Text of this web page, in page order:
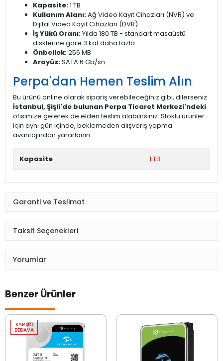
Kapasite:1 TB
Kullanım Alanı:Ağ Video Kayıt Cihazları (NVR) ve
Dijital Video Kayıt Cihazları (DVR)
İş Yükü Oranı:Yılda 180 TB - standart masaüstü
disklerine göre 3 kat daha fazla.
Önbellek:256 MB
Arayüz:SATA 6 Gb/sn
Perpa'dan Hemen Teslim Alın
Bu ürünü online olarak sipariş verebileceğiniz gibi, dilerseniz
İstanbul, Şişli'de bulunan Perpa Ticaret Merkezi'ndeki
ofisimize gelerek de elden teslim alabilirsiniz. Stoklu ürünler
için aynı gün içinde, beklemeden alışveriş yapma
avantajından yararlanın.
Kapasite 1 TB
Garanti ve Teslimat
Taksit Seçenekleri
Yorumlar
Benzer Ürünler
KARGO
BEDAVA